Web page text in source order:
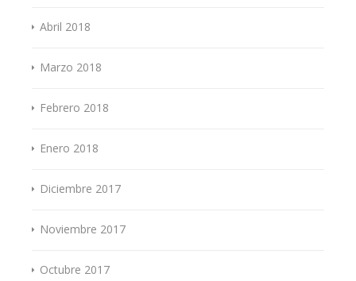
Abril 2018
Marzo 2018
Febrero 2018
Enero 2018
Diciembre 2017
Noviembre 2017
Octubre 2017